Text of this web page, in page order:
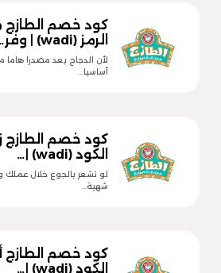
كود خصم الطازج
الرمز (wadi) | وفر…
لأن الدجاج يعد مصدرا هاما
أساسيا…
كود خصم الطازج
الكود (wadi) |…
لو تشعر بالجوع خلال عملك
شهية…
كود خصم الطازج
الكود (wadi) |…